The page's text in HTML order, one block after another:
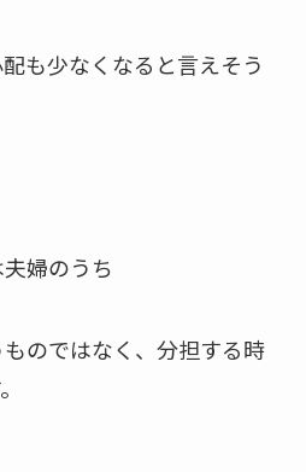
も少なくなると言えそう
婦のうち
のではなく、分担する時